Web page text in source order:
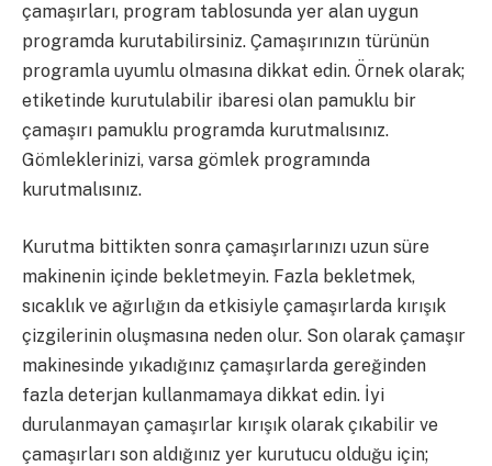
çamaşırları, program tablosunda yer alan uygun
programda kurutabilirsiniz. Çamaşırınızın türünün
programla uyumlu olmasına dikkat edin. Örnek olarak;
etiketinde kurutulabilir ibaresi olan pamuklu bir
çamaşırı pamuklu programda kurutmalısınız.
Gömleklerinizi, varsa gömlek programında
kurutmalısınız.
Kurutma bittikten sonra çamaşırlarınızı uzun süre
makinenin içinde bekletmeyin. Fazla bekletmek,
sıcaklık ve ağırlığın da etkisiyle çamaşırlarda kırışık
çizgilerinin oluşmasına neden olur. Son olarak çamaşır
makinesinde yıkadığınız çamaşırlarda gereğinden
fazla deterjan kullanmamaya dikkat edin. İyi
durulanmayan çamaşırlar kırışık olarak çıkabilir ve
çamaşırları son aldığınız yer kurutucu olduğu için;